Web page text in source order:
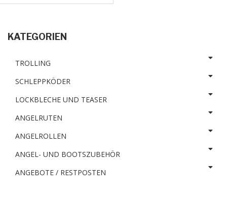
KATEGORIEN
TROLLING
SCHLEPPKÖDER
LOCKBLECHE UND TEASER
ANGELRUTEN
ANGELROLLEN
ANGEL- UND BOOTSZUBEHÖR
ANGEBOTE / RESTPOSTEN